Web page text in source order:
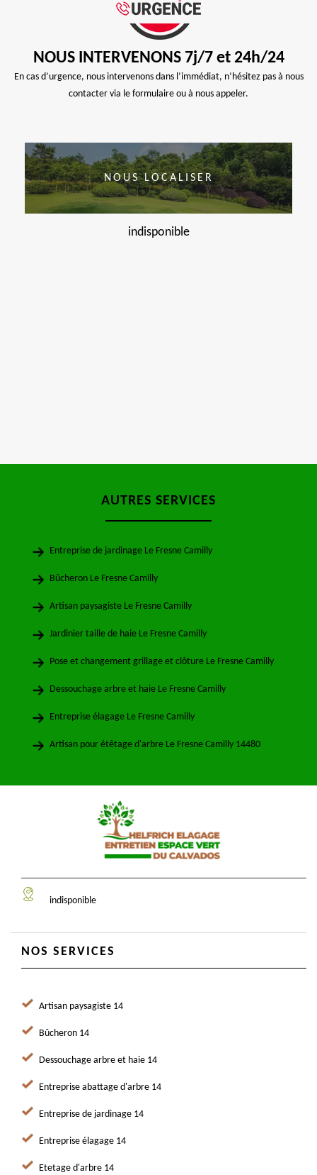
NOUS INTERVENONS 7j/7 et 24h/24
En cas d’urgence, nous intervenons dans l’immédiat, n’hésitez pas à nous
contacter via le formulaire ou à nous appeler.
NOUS LOCALISER
indisponible
AUTRES SERVICES
Entreprise de jardinage Le Fresne Camilly
Bûcheron Le Fresne Camilly
Artisan paysagiste Le Fresne Camilly
Jardinier taille de haie Le Fresne Camilly
Pose et changement grillage et clôture Le Fresne Camilly
Dessouchage arbre et haie Le Fresne Camilly
Entreprise élagage Le Fresne Camilly
Artisan pour étêtage d'arbre Le Fresne Camilly 14480
indisponible
NOS SERVICES
Artisan paysagiste 14
Bûcheron 14
Dessouchage arbre et haie 14
Entreprise abattage d'arbre 14
Entreprise de jardinage 14
Entreprise élagage 14
Etetage d'arbre 14